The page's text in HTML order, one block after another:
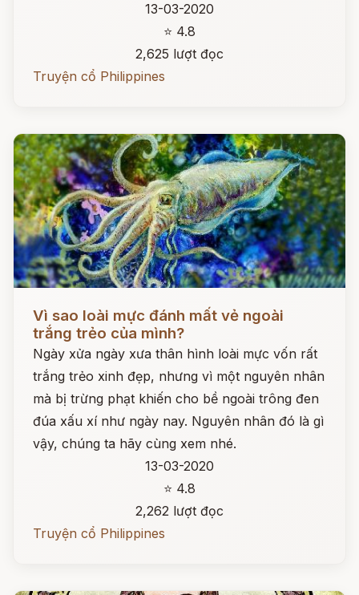
13-03-2020
⭐ 4.8
2,625 lượt đọc
Truyện cổ Philippines
Vì sao loài mực đánh mất vẻ ngoài
trắng trẻo của mình?
Ngày xửa ngày xưa thân hình loài mực vốn rất
trắng trẻo xinh đẹp, nhưng vì một nguyên nhân
mà bị trừng phạt khiến cho bề ngoài trông đen
đúa xấu xí như ngày nay. Nguyên nhân đó là gì
vậy, chúng ta hãy cùng xem nhé.
13-03-2020
⭐ 4.8
2,262 lượt đọc
Truyện cổ Philippines